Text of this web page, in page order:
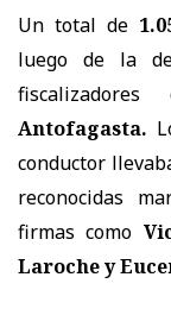
Un total de
luego de la
Antofagasta.
conductor
reconocidas
firmas como
Laroche y